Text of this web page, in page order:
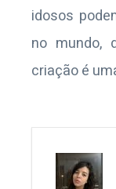
idosos
no mundo,
criação é